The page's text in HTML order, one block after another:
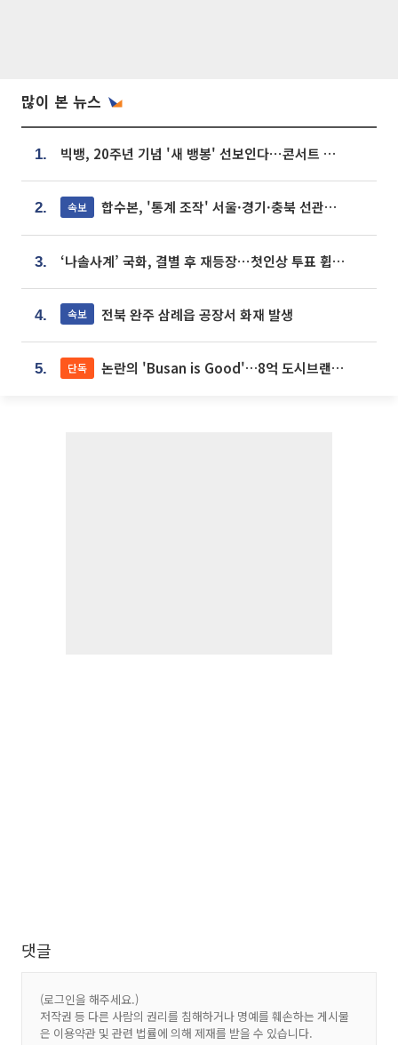
많이 본 뉴스
1. 빅뱅, 20주년 기념 '새 뱅봉' 선보인다⋯콘서트 앞두고 팝업 개최
2. 속보 합수본, '통계 조작' 서울·경기·충북 선관위 등 추가 압수수색
3. ‘나솔사계’ 국화, 결별 후 재등장⋯첫인상 투표 휩쓸고 ‘인기녀’ 등극
4. 속보 전북 완주 삼례읍 공장서 화재 발생
5. 단독 논란의 'Busan is Good'…8억 도시브랜드, 용산 대통령실 CI 업체가 수행
댓글